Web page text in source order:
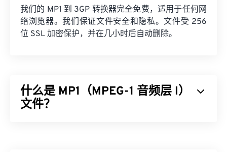
我们的 MP1 到 3GP 转换器完全免费，适用于任何网
络浏览器。我们保证文件安全和隐私。文件受 256
位 SSL 加密保护，并在几小时后自动删除。
什么是 MP1（MPEG-1 音频层 I）
文件？